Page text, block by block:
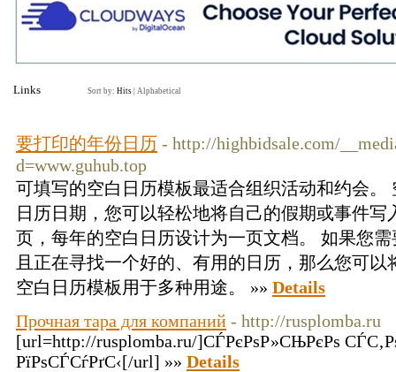
Links Sort by: Hits Alphabetical
要打印的年份日历 - http://highbidsale.com/
d=www.guhub.top
可填写的空白日历模板最适合组织活动和约会。
日历日期，您可以轻松地将自己的假期或事件
页，每年的空白日历设计为一页文档。 如果您
且正在寻找一个好的、有用的日历，那么您可
空白日历模板用于多种用途。 »» Details
Прочная тара для компаний - http://rusplomba.ru
[url=http://rusplomba.ru/]СЃРєРѕР»СЊРєРѕ
РїРѕСЃСѓРґС‹[/url] »» Details